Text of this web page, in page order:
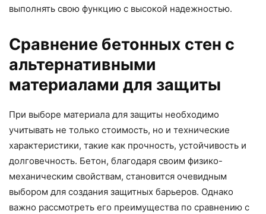
выполнять свою функцию с высокой надежностью.
Сравнение бетонных стен с
альтернативными
материалами для защиты
При выборе материала для защиты необходимо
учитывать не только стоимость, но и технические
характеристики, такие как прочность, устойчивость и
долговечность. Бетон, благодаря своим физико-
механическим свойствам, становится очевидным
выбором для создания защитных барьеров. Однако
важно рассмотреть его преимущества по сравнению с